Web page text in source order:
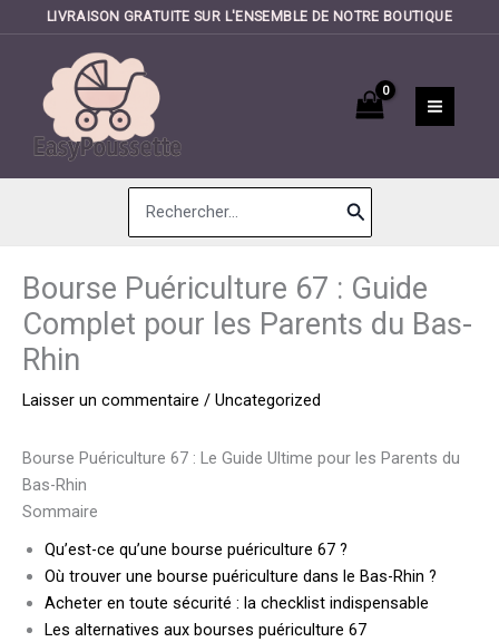
LIVRAISON GRATUITE SUR L'ENSEMBLE DE NOTRE BOUTIQUE
contenu
Search
for:
Bourse Puériculture 67 : Guide
Complet pour les Parents du Bas-
Rhin
Laisser un commentaire / Uncategorized
Bourse Puériculture 67 : Le Guide Ultime pour les Parents du
Bas-Rhin
Sommaire
Qu’est-ce qu’une bourse puériculture 67 ?
Où trouver une bourse puériculture dans le Bas-Rhin ?
Acheter en toute sécurité : la checklist indispensable
Les alternatives aux bourses puériculture 67